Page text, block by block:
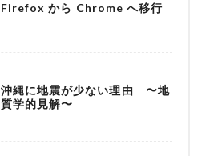
Firefox から Chrome へ移行
沖縄に地震が少ない理由 〜地
質学的見解〜